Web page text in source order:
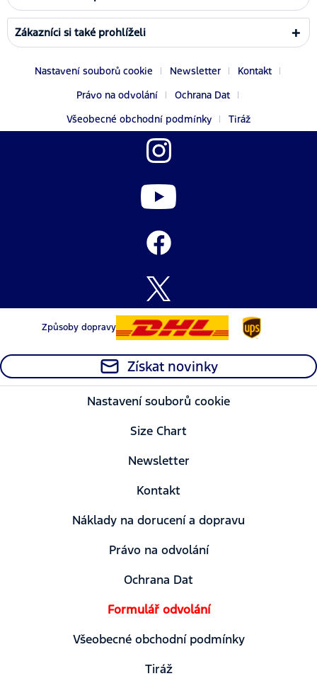
Zákazníci si také prohlíželi
Nastavení souborů cookie Newsletter
Kontakt
Právo na odvolání
Ochrana Dat
Všeobecné obchodní podmínky
Tiráž
Způsoby dopravy
Získat novinky
Nastavení souborů cookie
Size Chart
Newsletter
Kontakt
Náklady na dorucení a dopravu
Právo na odvolání
Ochrana Dat
Formulář odvolání
Všeobecné obchodní podmínky
Tiráž